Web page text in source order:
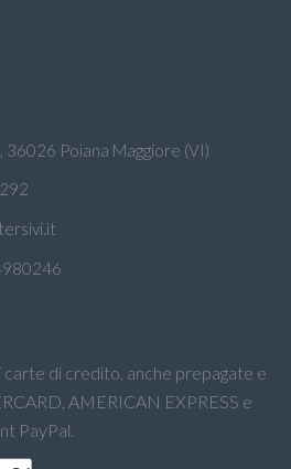
Poiana Maggiore (VI)
di credito, anche prepagate e
AMERICAN EXPRESS e
PayPal.